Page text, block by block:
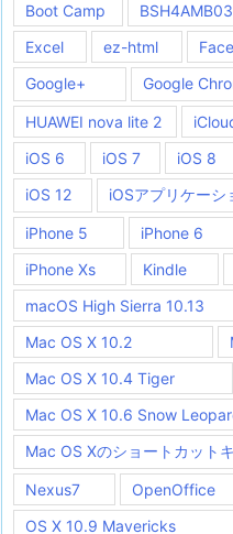
Boot Camp
Excel
ez-html
Google+
Google
HUAWEI nova lite 2
iOS 6
iOS 7 iOS 8
iOS 12
iOSアプリケーシ
iPhone 5 iPhone 6
iPhone Xs
Kindle
macOS High Sierra 10.13
Mac OS X 10.2
Mac OS X 10.4 Tiger
Mac OS X 10.6 Snow
Mac OS Xのショートカット
Nexus7 OpenOffice
OS X 10.9 Mavericks